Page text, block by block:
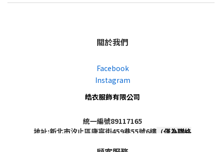
關於我們
Facebook
Instagram
皓衣服飾有限公司
統一編號89117165
地址:新北市汐止區康寧街459巷55號6樓 （僅為聯絡